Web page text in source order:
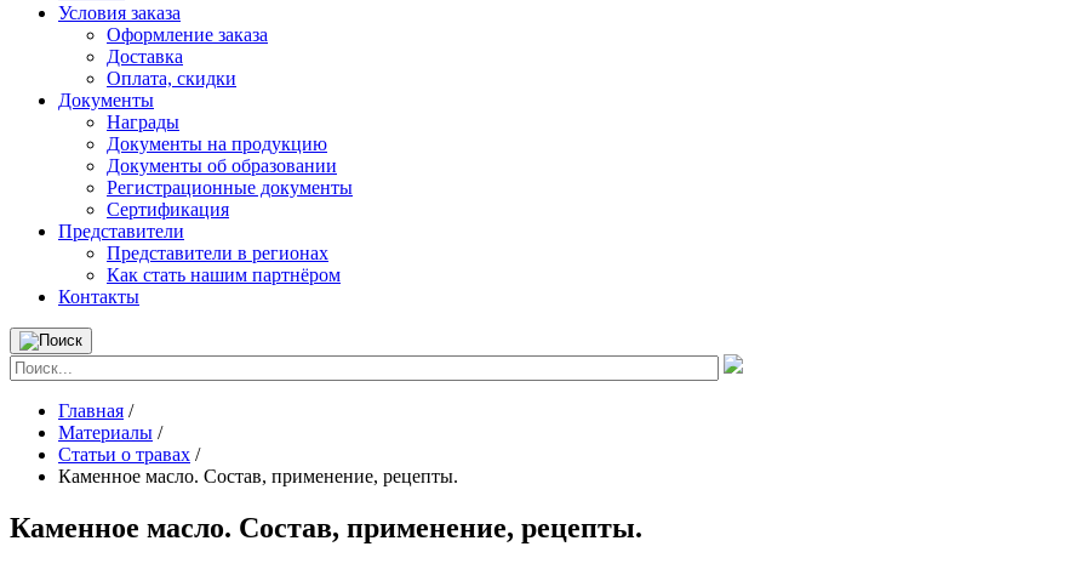
Условия заказа
Оформление заказа
Доставка
Оплата, скидки
Документы
Награды
Документы на продукцию
Документы об образовании
Регистрационные документы
Сертификация
Представители
Представители в регионах
Как стать нашим партнёром
Контакты
Главная /
Материалы /
Статьи о травах /
Каменное масло. Состав, применение, рецепты.
Каменное масло. Состав, применение, рецепты.